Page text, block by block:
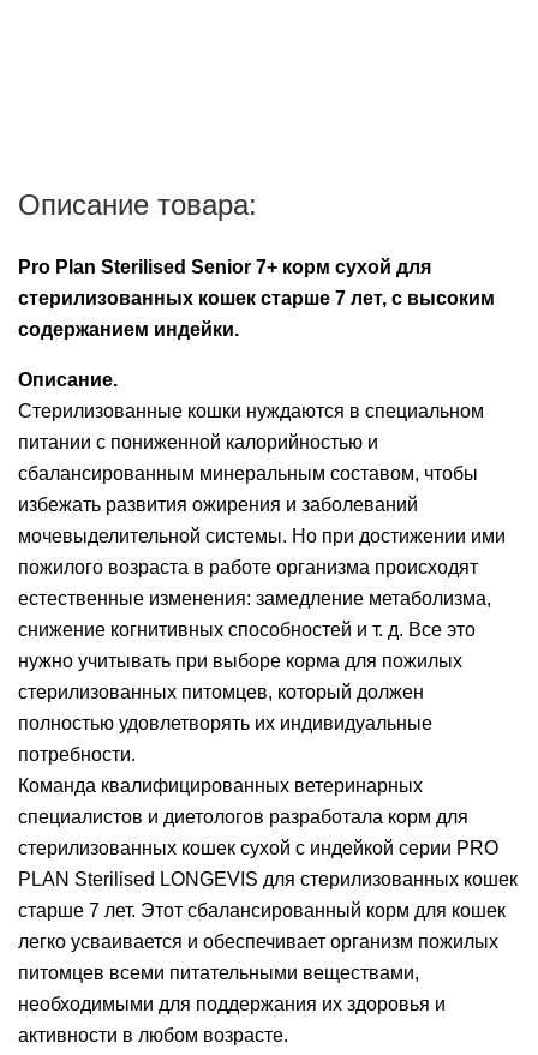
Описание товара:
Pro Plan Sterilised Senior 7+ корм сухой для
стерилизованных кошек старше 7 лет, с высоким
содержанием индейки.
Описание.
Стерилизованные кошки нуждаются в специальном
питании с пониженной калорийностью и
сбалансированным минеральным составом, чтобы
избежать развития ожирения и заболеваний
мочевыделительной системы. Но при достижении ими
пожилого возраста в работе организма происходят
естественные изменения: замедление метаболизма,
снижение когнитивных способностей и т. д. Все это
нужно учитывать при выборе корма для пожилых
стерилизованных питомцев, который должен
полностью удовлетворять их индивидуальные
потребности.
Команда квалифицированных ветеринарных
специалистов и диетологов разработала корм для
стерилизованных кошек сухой с индейкой серии PRO
PLAN Sterilised LONGEVIS для стерилизованных кошек
старше 7 лет. Этот сбалансированный корм для кошек
легко усваивается и обеспечивает организм пожилых
питомцев всеми питательными веществами,
необходимыми для поддержания их здоровья и
активности в любом возрасте.